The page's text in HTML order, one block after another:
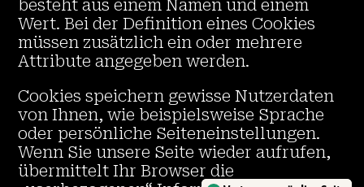
besteht aus einem Namen und einem
Wert. Bei der Definition eines Cookies
müssen zusätzlich ein oder mehrere
Attribute angegeben werden.
Cookies speichern gewisse Nutzerdaten
von Ihnen, wie beispielsweise Sprache
oder persönliche Seiteneinstellungen.
Wenn Sie unsere Seite wieder aufrufen,
übermittelt Ihr Browser die
Vertrauenswürdige Seite
Verifiziert von:Trustindex